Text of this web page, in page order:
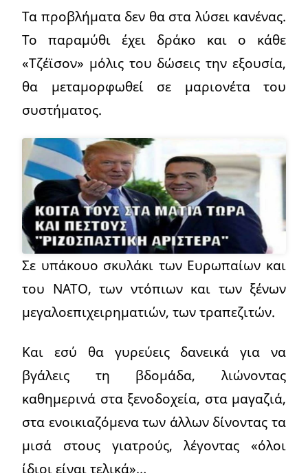
Τα προβλήματα δεν θα στα λύσει κανένας.
Το παραμύθι έχει δράκο και ο κάθε
«Τζέϊσον» μόλις του δώσεις την εξουσία,
θα μεταμορφωθεί σε μαριονέτα του
συστήματος.
Σε υπάκουο σκυλάκι των Ευρωπαίων και
του ΝΑΤΟ, των ντόπιων και των ξένων
μεγαλοεπιχειρηματιών, των τραπεζιτών.
Και εσύ θα γυρεύεις δανεικά για να
βγάλεις τη βδομάδα, λιώνοντας
καθημερινά στα ξενοδοχεία, στα μαγαζιά,
στα ενοικιαζόμενα των άλλων δίνοντας τα
μισά στους γιατρούς, λέγοντας «όλοι
ίδιοι είναι τελικά»…